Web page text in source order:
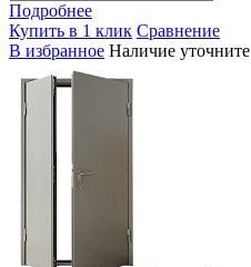
Подробнее
Купить в 1 клик Сравнение
В избранное Наличие уточните